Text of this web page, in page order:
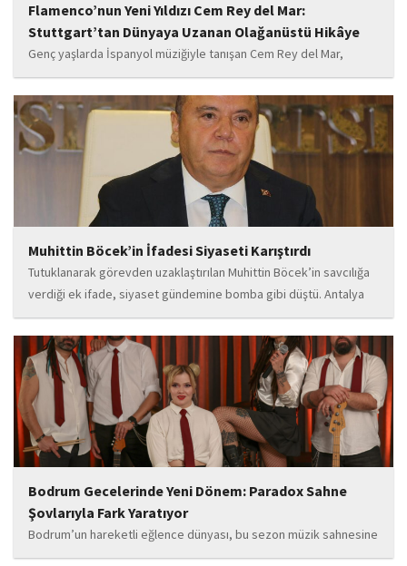
Flamenco’nun Yeni Yıldızı Cem Rey del Mar:
Stuttgart’tan Dünyaya Uzanan Olağanüstü Hikâye
Genç yaşlarda İspanyol müziğiyle tanışan Cem Rey del Mar,
flamenco kültürünün büyüleyici atmosferinden etkilenerek
kendisini bu alana yönlendirdi. Saatler süren disiplinli çalışmalar,
teknik gelişim ve müziğe olan tutkusu, onu kısa...
Muhittin Böcek’in İfadesi Siyaseti Karıştırdı
Tutuklanarak görevden uzaklaştırılan Muhittin Böcek’in savcılığa
verdiği ek ifade, siyaset gündemine bomba gibi düştü. Antalya
Cumhuriyet Savcılığı’na kendi isteğiyle başvurarak ifade verdiği
öğrenilen Böcek’in açıklamalarında, 31 Mart 2024 yerel
seçimleri...
Bodrum Gecelerinde Yeni Dönem: Paradox Sahne
Şovlarıyla Fark Yaratıyor
Bodrum’un hareketli eğlence dünyası, bu sezon müzik sahnesine
iddialı bir giriş yapan “Paradox” ile yeni bir enerji kazanıyor. Güçlü